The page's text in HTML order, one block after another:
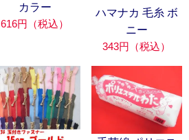
カラー
616円（税込）
ハマナカ 毛糸 ボ
ニー
343円（税込）